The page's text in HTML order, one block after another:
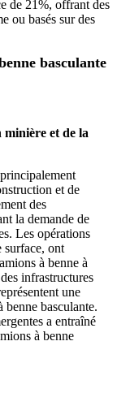
de 21%, offrant des
ou basés sur des
basculante
minière et de la
et de
des
la demande de
Les opérations
surface, ont
à benne à
infrastructures
une
benne basculante.
a entraîné
à benne